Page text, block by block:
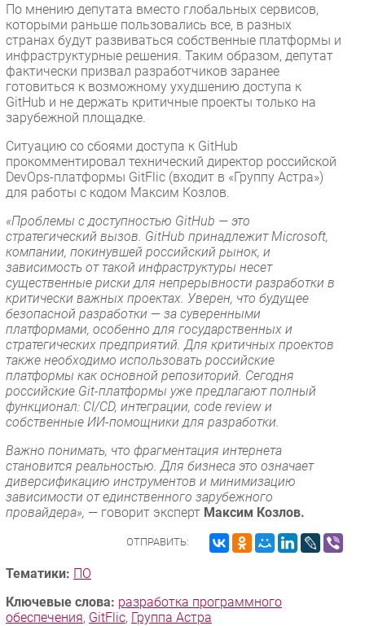
Проекты
IT класс
Тестовый стенд
Каталог компаний
По мнению депутата вместо глобальных сервисов,
которыми раньше пользовались все, в разных
странах будут развиваться собственные платформы и
инфраструктурные решения. Таким образом, депутат
фактически призвал разработчиков заранее
готовиться к возможному ухудшению доступа к
GitHub и не держать критичные проекты только на
зарубежной площадке.
Ситуацию со сбоями доступа к GitHub
прокомментировал технический директор российской
DevOps-платформы GitFlic (входит в «Группу Астра»)
для работы с кодом Максим Козлов.
«Проблемы с доступностью GitHub — это
стратегический вызов. GitHub принадлежит Microsoft,
компании, покинувшей российский рынок, и
зависимость от такой инфраструктуры несет
существенные риски для непрерывности разработки в
критически важных проектах. Уверен, что будущее
безопасной разработки — за суверенными
платформами, особенно для государственных и
стратегических предприятий. Для критичных проектов
также необходимо использовать российские
платформы как основной репозиторий. Сегодня
российские Git-платформы уже предлагают полный
функционал: CI/CD, интеграции, code review и
собственные ИИ-помощники для разработки.
Важно понимать, что фрагментация интернета
становится реальностью. Для бизнеса это означает
диверсификацию инструментов и минимизацию
зависимости от единственного зарубежного
провайдера», — говорит эксперт Максим Козлов.
ОТПРАВИТЬ:
Тематики: ПО
Ключевые слова: разработка программного
обеспечения, GitFlic, Группа Астра